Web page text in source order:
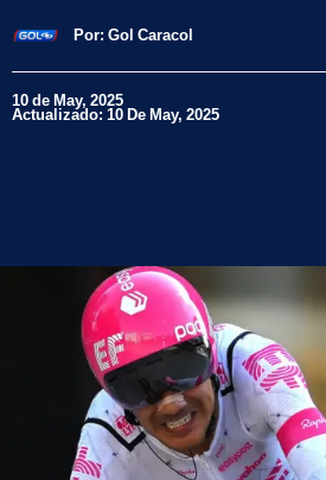
Por: Gol Caracol
10 de May, 2025
Actualizado: 10 De May, 2025